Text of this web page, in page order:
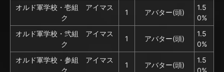
オルド軍学校・壱組 アイマス
ク
1 アバター(頭)
1.5
0%
オルド軍学校・弐組 アイマス
ク
1 アバター(頭)
1.5
0%
オルド軍学校・参組 アイマス
1 アバター(頭)
1.5